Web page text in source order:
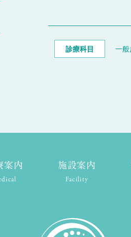
診療科目 一
案内 施設案内